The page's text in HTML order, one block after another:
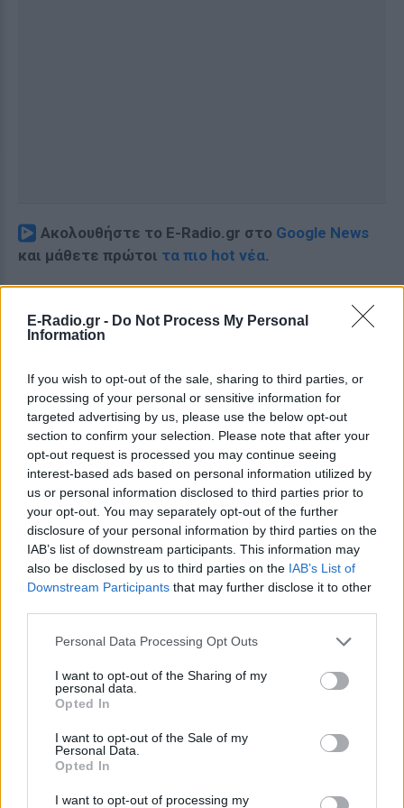
E-Radio.gr - Do Not Process My Personal
Information
If you wish to opt-out of the sale, sharing to third parties, or
processing of your personal or sensitive information for
targeted advertising by us, please use the below opt-out
section to confirm your selection. Please note that after your
opt-out request is processed you may continue seeing
interest-based ads based on personal information utilized by
us or personal information disclosed to third parties prior to
your opt-out. You may separately opt-out of the further
disclosure of your personal information by third parties on the
IAB’s list of downstream participants. This information may
also be disclosed by us to third parties on the IAB’s List of
Downstream Participants that may further disclose it to other
Personal Data Processing Opt Outs
I want to opt-out of the Sharing of my
personal data.
Opted In
I want to opt-out of the Sale of my
Personal Data.
Opted In
I want to opt-out of processing my
Ακολουθήστε το E-Radio.gr στο Google News
και μάθετε πρώτοι τα πιο hot νέα.
και ότι σου κάνει κλικ!
ΔΙΑΦΗΜΙΣΗ